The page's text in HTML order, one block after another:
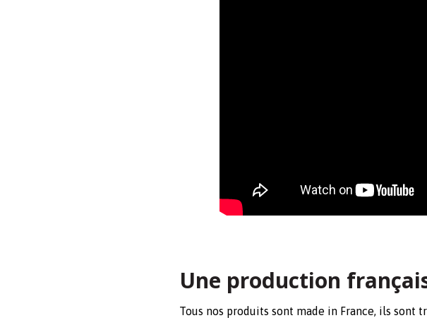
Une production
Tous nos produits sont made in France, ils sont